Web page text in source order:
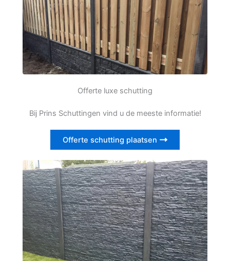
Offerte luxe schutting
Bij Prins Schuttingen vind u de meeste informatie!
Offerte schutting plaatsen